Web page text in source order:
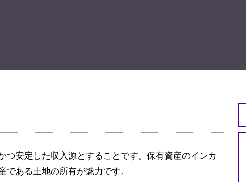
安定した収入源とすることです。保有資産のインカ
ある土地の所有が魅力です。